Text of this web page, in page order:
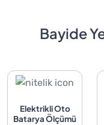
Bayide
Elektrikli Oto
Batarya Ölçümü